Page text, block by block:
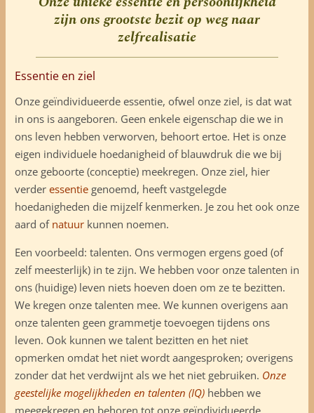
zijn ons grootste bezit op weg naar
zelfrealisatie
Essentie en ziel
Onze geïndividueerde essentie, ofwel onze ziel, is dat wat
in ons is aangeboren. Geen enkele eigenschap die we in
ons leven hebben verworven, behoort ertoe. Het is onze
eigen individuele hoedanigheid of blauwdruk die we bij
onze geboorte (conceptie) meekregen. Onze ziel, hier
verder essentiegenoemd, heeft vastgelegde
hoedanigheden die mijzelf kenmerken. Je zou het ook onze
aard of natuurkunnen noemen.
Een voorbeeld: talenten. Ons vermogen ergens goed (of
zelf meesterlijk) in te zijn. We hebben voor onze talenten in
ons (huidige) leven niets hoeven doen om ze te bezitten.
We kregen onze talenten mee. We kunnen overigens aan
onze talenten geen grammetje toevoegen tijdens ons
leven. Ook kunnen we talent bezitten en het niet
opmerken omdat het niet wordt aangesproken; overigens
zonder dat het verdwijnt als we het niet gebruiken. Onze
geestelijke mogelijkheden en talenten (IQ)hebben we
meegekregen en behoren tot onze geïndividueerde